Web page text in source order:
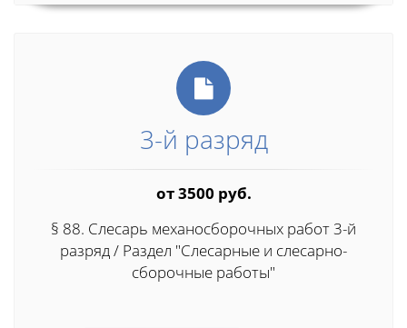
3-й разряд
от 3500 руб.
§ 88. Слесарь механосборочных работ 3-й
разряд / Раздел "Слесарные и слесарно-
сборочные работы"